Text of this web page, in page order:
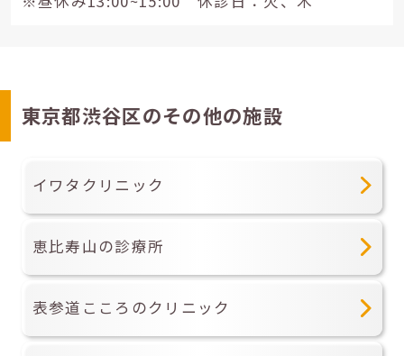
東京都渋谷区のその他の施設
イワタクリニック
恵比寿山の診療所
表参道こころのクリニック